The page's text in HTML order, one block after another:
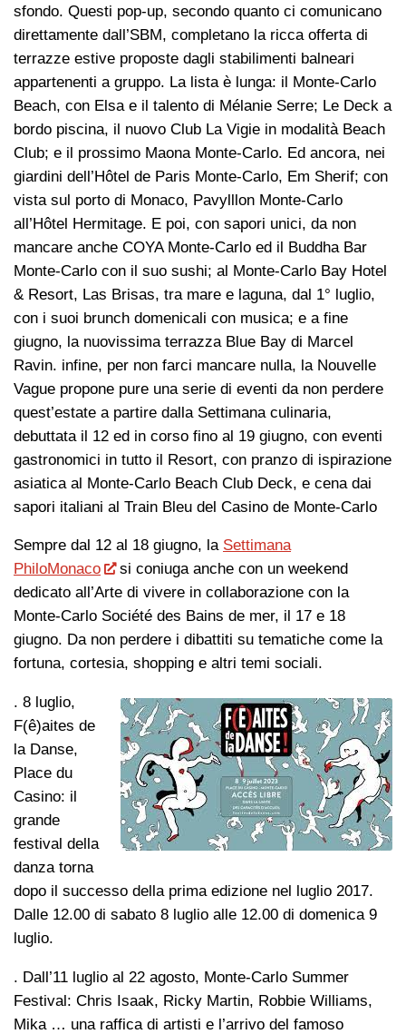
sfondo. Questi pop-up, secondo quanto ci comunicano
direttamente dall’SBM, completano la ricca offerta di
terrazze estive proposte dagli stabilimenti balneari
appartenenti a gruppo. La lista è lunga: il Monte-Carlo
Beach, con Elsa e il talento di Mélanie Serre; Le Deck a
bordo piscina, il nuovo Club La Vigie in modalità Beach
Club; e il prossimo Maona Monte-Carlo. Ed ancora, nei
giardini dell’Hôtel de Paris Monte-Carlo, Em Sherif; con
vista sul porto di Monaco, Pavylllon Monte-Carlo
all’Hôtel Hermitage. E poi, con sapori unici, da non
mancare anche COYA Monte-Carlo ed il Buddha Bar
Monte-Carlo con il suo sushi; al Monte-Carlo Bay Hotel
& Resort, Las Brisas, tra mare e laguna, dal 1° luglio,
con i suoi brunch domenicali con musica; e a fine
giugno, la nuovissima terrazza Blue Bay di Marcel
Ravin. infine, per non farci mancare nulla, la Nouvelle
Vague propone pure una serie di eventi da non perdere
quest’estate a partire dalla Settimana culinaria,
debuttata il 12 ed in corso fino al 19 giugno, con eventi
gastronomici in tutto il Resort, con pranzo di ispirazione
asiatica al Monte-Carlo Beach Club Deck, e cena dai
sapori italiani al Train Bleu del Casino de Monte-Carlo
Sempre dal 12 al 18 giugno, la Settimana
PhiloMonaco
si coniuga anche con un weekend
dedicato all’Arte di vivere in collaborazione con la
Monte-Carlo Société des Bains de mer, il 17 e 18
giugno. Da non perdere i dibattiti su tematiche come la
fortuna, cortesia, shopping e altri temi sociali.
. 8 luglio,
F(ê)aites de
la Danse,
Place du
Casino: il
grande
festival della
danza torna
dopo il successo della prima edizione nel luglio 2017.
Dalle 12.00 di sabato 8 luglio alle 12.00 di domenica 9
luglio.
. Dall’11 luglio al 22 agosto, Monte-Carlo Summer
Festival: Chris Isaak, Ricky Martin, Robbie Williams,
Mika … una raffica di artisti e l’arrivo del famoso